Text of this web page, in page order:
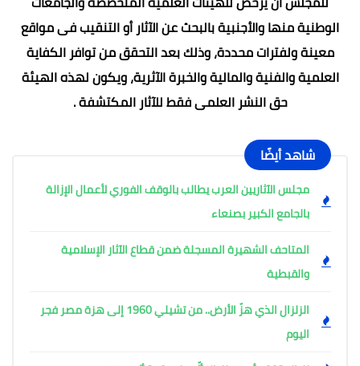
الوطنية منها والأجنبية بالبحث عن الآثار أو التنقيب فى مواقع
معينة ولفترات محددة، وذلك بعد التحقق من توافر الكفاية
العلمية والفنية والمالية والخبرة الآثرية، ويكون لهذه الهيئة
حق النشر العلمى فقط للآثار المكتشفة .
شاهد أيضًا
مجلس الآثاريين العرب يطالب بالوقف الفوري لأعمال الإزالة
بالجامع الكبير بصنعاء
المتاحف الشهيرة المسجلة ضمن قطاع الآثار الإسلامية
والقبطية
الزلزال الذي هزّ الأرض.. من تشيلي 1960 إلى هزة مصر فجر
اليوم